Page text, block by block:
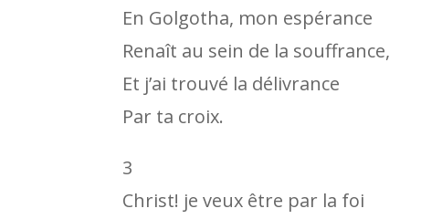
En Golgotha, mon espérance
Renaît au sein de la souffrance,
Et j’ai trouvé la délivrance
Par ta croix.
3
Christ! je veux être par la foi